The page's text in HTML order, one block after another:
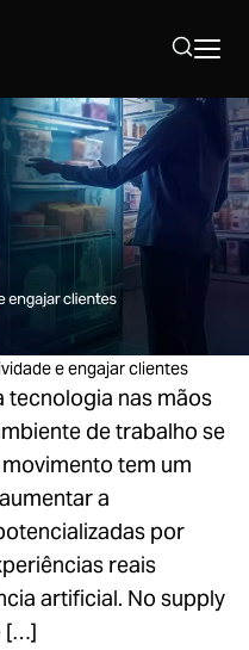
e engajar clientes
tecnologia nas mãos
de trabalho se
tem um
a
por
reais
artificial. No supply
[…]